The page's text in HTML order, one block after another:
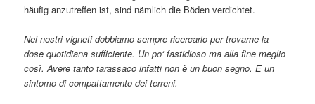
häufig anzutreffen ist, sind nämlich die Böden verdichtet.
Nei nostri vigneti dobbiamo sempre ricercarlo per trovarne la
dose quotidiana sufficiente. Un po‘ fastidioso ma alla fine meglio
così. Avere tanto tarassaco infatti non è un buon segno. È un
sintomo di compattamento dei terreni.